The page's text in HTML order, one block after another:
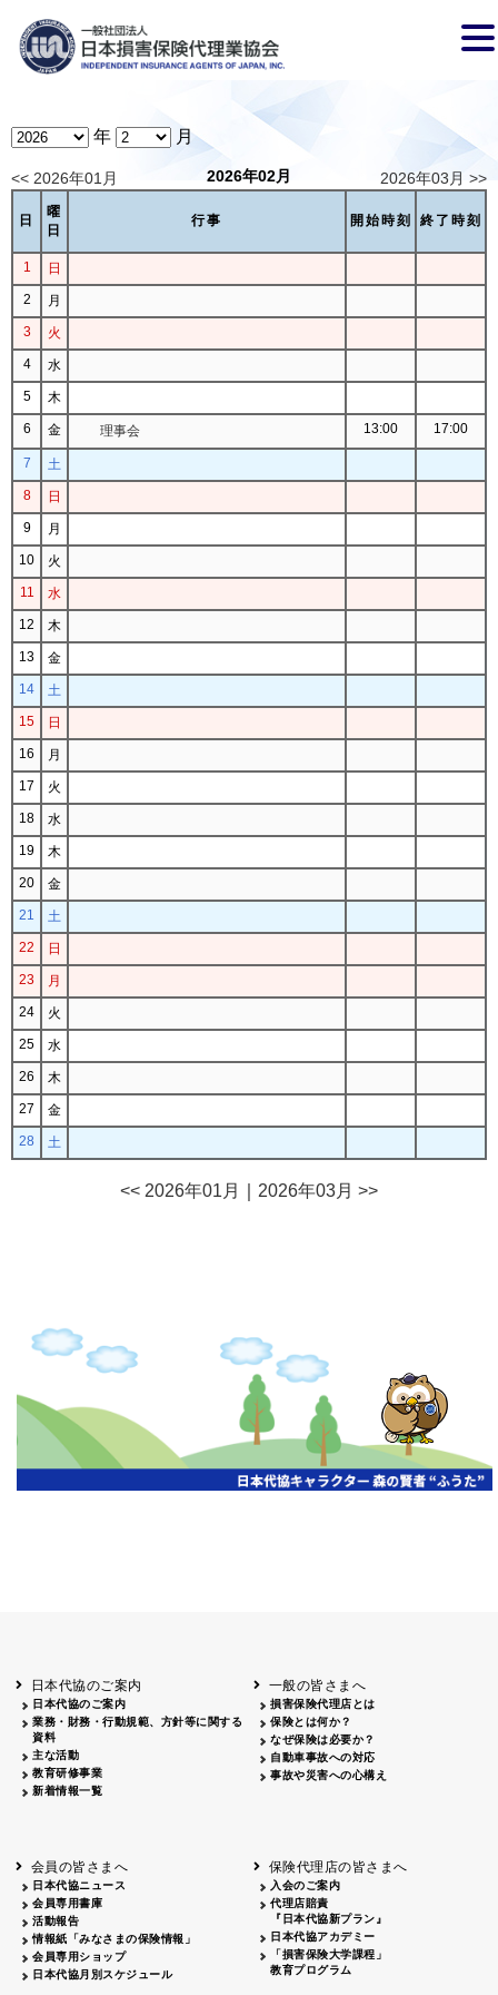
年 月
<< 2026年01月 2026年03月 >>
2026年02月
日
曜
日
行事 開始時刻 終了時刻
1
日
2
月
3
火
4
水
5
木
6
金 理事会 13:00 17:00
7
土
8
日
9
月
10
火
11
水
12
木
13
金
14
土
15
日
16
月
17
火
18
水
19
木
20
金
21
土
22
日
23
月
24
火
25
水
26
木
27
金
28
土
<< 2026年01月 2026年03月 >>
日本代協のご案内
日本代協のご案内
業務・財務・行動規範、方針等に関する
資料
主な活動
教育研修事業
新着情報一覧
一般の皆さまへ
損害保険代理店とは
保険とは何か？
なぜ保険は必要か？
自動車事故への対応
事故や災害への心構え
会員の皆さまへ
日本代協ニュース
会員専用書庫
活動報告
情報紙「みなさまの保険情報」
会員専用ショップ
日本代協月別スケジュール
保険代理店の皆さまへ
入会のご案内
代理店賠責
『日本代協新プラン』
日本代協アカデミー
「損害保険大学課程」
教育プログラム